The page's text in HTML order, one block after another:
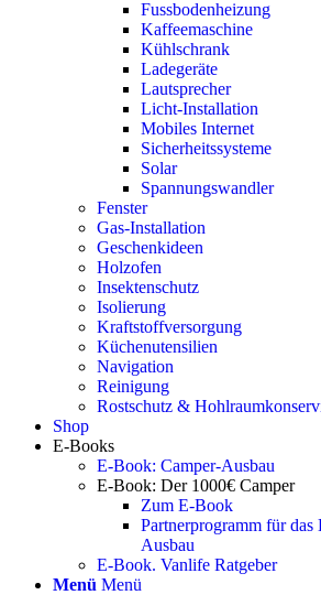
Fussbodenheizung
Kaffeemaschine
Kühlschrank
Ladegeräte
Lautsprecher
Licht-Installation
Mobiles Internet
Sicherheitssysteme
Solar
Spannungswandler
Fenster
Gas-Installation
Geschenkideen
Holzofen
Insektenschutz
Isolierung
Kraftstoffversorgung
Küchenutensilien
Navigation
Reinigung
Rostschutz &
Shop
E-Books
E-Book: Camper-Ausbau
E-Book: Der 1000€ Camper
Zum E-Book
Partnerprogramm für
Ausbau
E-Book. Vanlife Ratgeber
Menü Menü